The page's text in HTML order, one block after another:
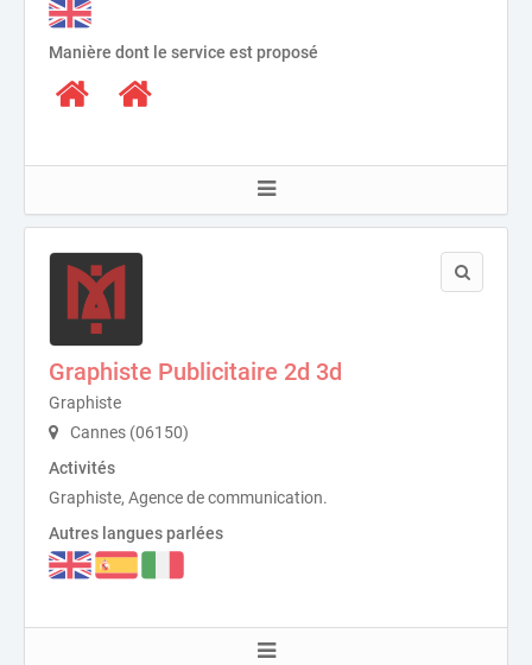
Manière dont le service est proposé
Graphiste Publicitaire 2d 3d
Graphiste
Cannes (06150)
Activités
Graphiste, Agence de communication.
Autres langues parlées